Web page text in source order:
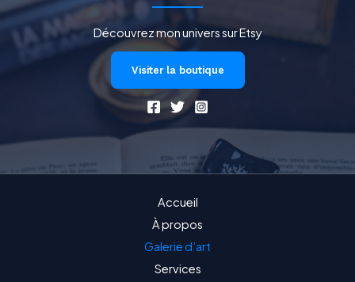
Découvrez mon univers sur Etsy
Visiter la boutique
Accueil
À propos
Galerie d’art
Services